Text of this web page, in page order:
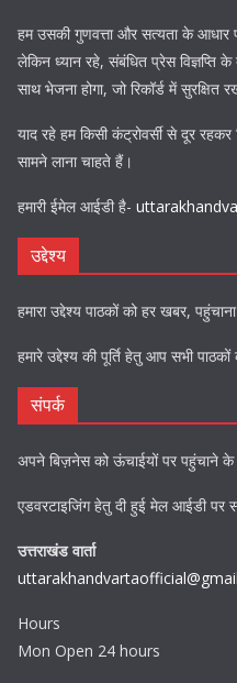
हम उसकी गुणवत्ता और सत्यता के आधार
लेकिन ध्यान रहे, संबंधित प्रेस विज्ञप्ति
साथ भेजना होगा, जो रिकॉर्ड में सुरक्षित
याद रहे हम किसी कंट्रोवर्सी से दूर
सामने लाना चाहते हैं।
हमारी ईमेल आईडी है-
उद्देश्य
हमारा उद्देश्य पाठकों को हर खबर,
हमारे उद्देश्य की पूर्ति हेतु आप सभी
संपर्क
अपने बिज़नेस को ऊंचाईयों पर पहुंचाने के
एडवरटाइजिंग हेतु दी हुई मेल आईडी पर
उत्तराखंड वार्ता
Hours
Mon Open 24 hours